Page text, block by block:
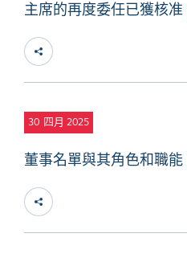
主席的再度委任已獲核准
30 四月 2025
董事名單與其角色和職能